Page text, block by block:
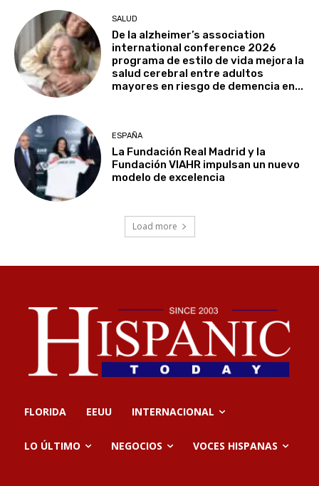
SALUD
De la alzheimer’s association
international conference 2026
programa de estilo de vida mejora la
salud cerebral entre adultos
mayores en riesgo de demencia en...
ESPAÑA
La Fundación Real Madrid y la
Fundación VIAHR impulsan un nuevo
modelo de excelencia
Load more
FLORIDA EEUU INTERNACIONAL
LO ÚLTIMO NEGOCIOS VOCES HISPANAS